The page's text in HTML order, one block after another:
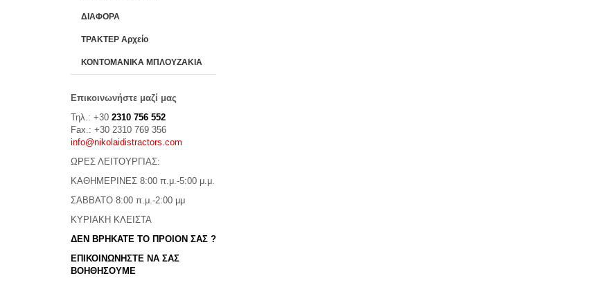
ΔΙΑΦΟΡΑ
ΤΡΑΚΤΕΡ Αρχείο
ΚΟΝΤΟΜΑΝΙΚΑ ΜΠΛΟΥΖΑΚΙΑ
Επικοινωνήστε μαζί μας
Τηλ.: +30 2310 756 552
Fax.: +30 2310 769 356
info@nikolaidistractors.com
ΩΡΕΣ ΛΕΙΤΟΥΡΓΙΑΣ:
ΚΑΘΗΜΕΡΙΝΕΣ 8:00 π.μ.-5:00 μ.μ.
ΣΑΒΒΑΤΟ 8:00 π.μ.-2:00 μμ
ΚΥΡΙΑΚΗ ΚΛΕΙΣΤΑ
ΔΕΝ ΒΡΗΚΑΤΕ ΤΟ ΠΡΟΙΟΝ ΣΑΣ ?
ΕΠΙΚΟΙΝΩΝΗΣΤΕ ΝΑ ΣΑΣ
ΒΟΗΘΗΣΟΥΜΕ